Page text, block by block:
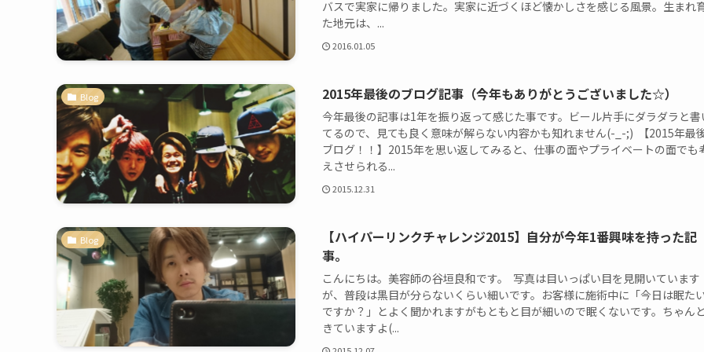
バスで実家に帰りました。実家に近づくほど懐かしさを感じる風景。生まれ
た地元は、...
2016.01.05
Blog 2015年最後のブログ記事（今年もありがとうございました☆）
今年最後の記事は1年を振り返って感じた事です。ビール片手にダラダラと書
てるので、見ても良く意味が解らない内容かも知れません(-_-;) 【2015年最
ブログ！！】2015年を思い返してみると、仕事の面やプライベートの面でも
えさせられる...
2015.12.31
Blog
【ハイパーリンクチャレンジ2015】自分が今年1番興味を持った記
事。
こんにちは。美容師の谷垣良和です。 写真は目いっぱい目を見開いています
が、普段は黒目が分らないくらい細いです。お客様に施術中に「今日は眠た
ですか？」とよく聞かれますがもともと目が細いので眠くないです。ちゃん
きていますよ(...